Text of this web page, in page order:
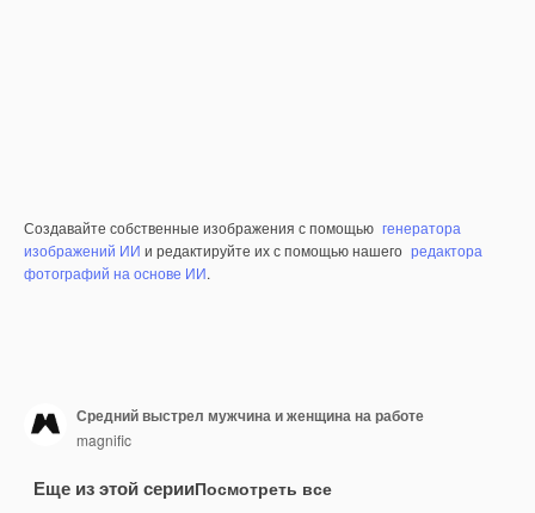
Создавайте собственные изображения с помощью генератора
изображений ИИ и редактируйте их с помощью нашего редактора
фотографий на основе ИИ.
Средний выстрел мужчина и женщина на работе
magnific
Еще из этой серииПосмотреть все